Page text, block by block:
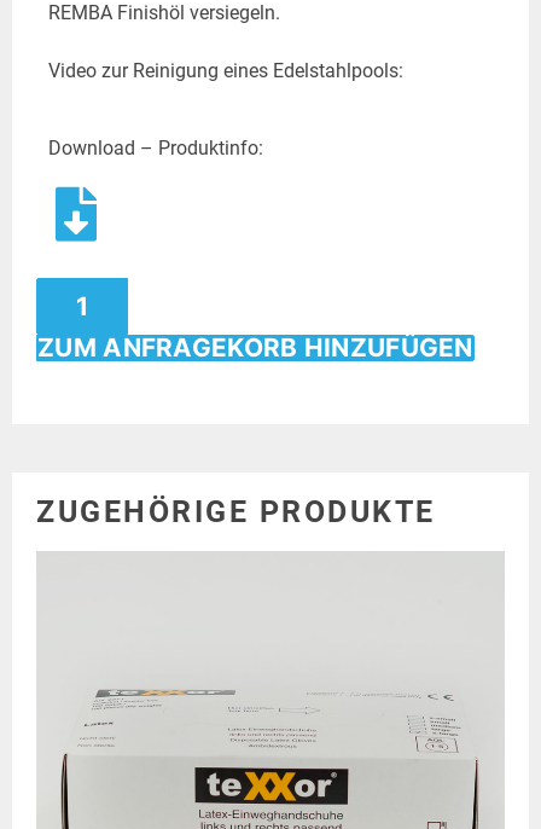
REMBA Finishöl versiegeln.
Video zur Reinigung eines Edelstahlpools:
Download – Produktinfo:
ZUM ANFRAGEKORB HINZUFÜGEN
ZUGEHÖRIGE PRODUKTE